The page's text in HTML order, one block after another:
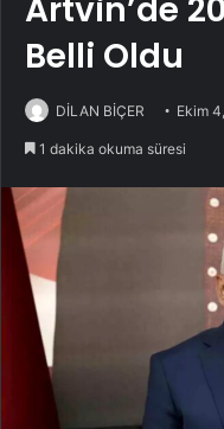
Artvin’de
Belli Oldu
DİLAN BİÇER Ekim
1 dakika okuma süresi